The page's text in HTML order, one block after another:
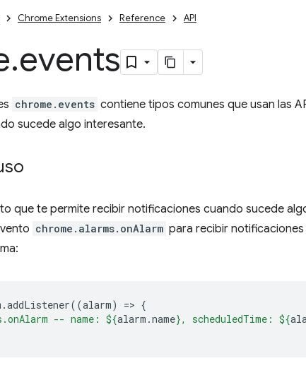
Chrome Extensions Reference API
.events
chrome.events contiene tipos comunes que usan las
sucede algo interesante.
que te permite recibir notificaciones cuando sucede
chrome.alarms.onAlarm para recibir
.addListener((alarm) => {
-- name: ${alarm .name}, scheduledTime: ${